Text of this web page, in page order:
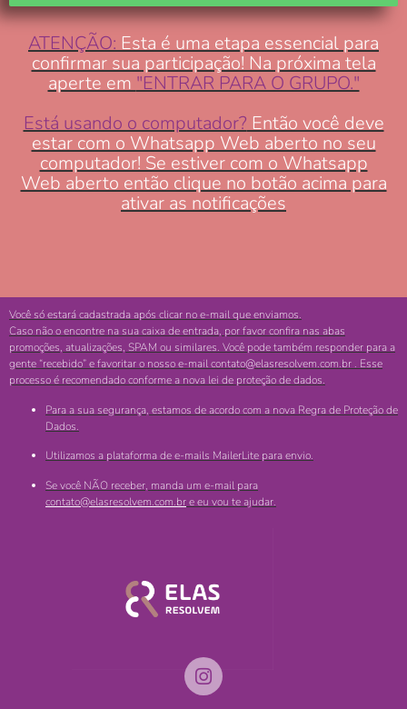
ATENÇÃO: Esta é uma etapa essencial para
confirmar sua participação! Na próxima tela
aperte em "ENTRAR PARA O GRUPO."
Está usando o computador? Então você deve
estar com o Whatsapp Web aberto no seu
computador! Se estiver com o Whatsapp
Web aberto então clique no botão acima para
ativar as notificações
Você só estará cadastrada após clicar no e-mail que enviamos.
Caso não o encontre na sua caixa de entrada, por favor confira nas abas
promoções, atualizações, SPAM ou similares. Você pode também responder para a
gente “recebido” e favoritar o nosso e-mail contato@elasresolvem.com.br . Esse
processo é recomendado conforme a nova lei de proteção de dados.
Para a sua segurança, estamos de acordo com a nova Regra de Proteção de
Dados.
Utilizamos a plataforma de e-mails MailerLite para envio.
Se você NÃO receber, manda um e-mail para
contato@elasresolvem.com.bre eu vou te ajudar.